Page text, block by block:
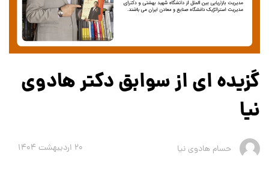
گزیده ای از سوابق دکتر هادوی
نیا
حسام هادوی نیا 20 ارديبهشت 1404